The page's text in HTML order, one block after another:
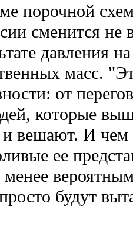
порочной
сменится не
давления
масс.
от
которые
вешают. И чем
ее
будут